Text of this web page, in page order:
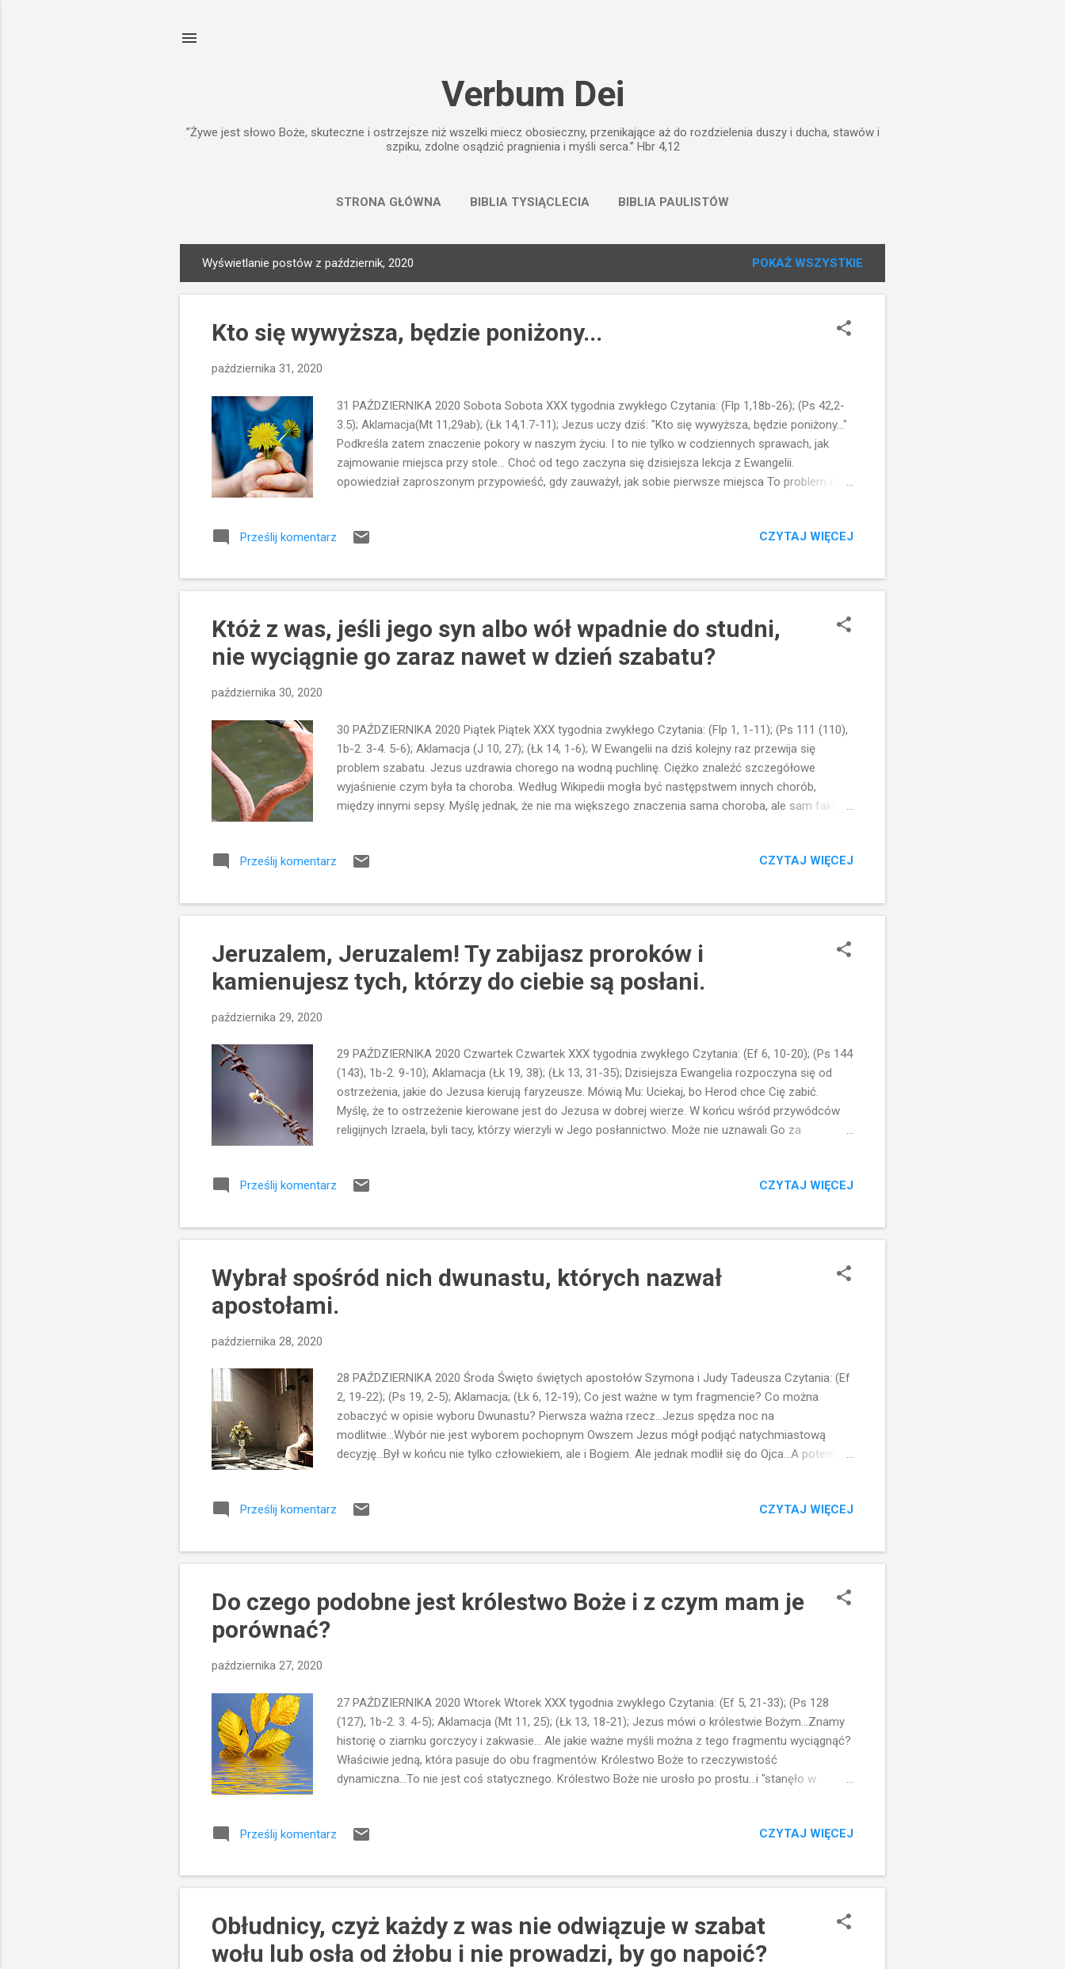
Verbum Dei
”Żywe jest słowo Boże, skuteczne i ostrzejsze niż wszelki miecz obosieczny, przenikające aż do rozdzielenia duszy i ducha, stawów i
szpiku, zdolne osądzić pragnienia i myśli serca.” Hbr 4,12
STRONA GŁÓWNA BIBLIA TYSIĄCLECIA BIBLIA PAULISTÓW
o
Wyświetlanie postów z październik, 2020 POKAŻ WSZYSTKIE
Kto się wywyższa, będzie poniżony...
października 31, 2020
31 PAŹDZIERNIKA 2020 Sobota Sobota XXX tygodnia zwykłego Czytania: (Flp 1,18b-26); (Ps 42,2-
3.5); Aklamacja(Mt 11,29ab); (Łk 14,1.7-11); Jezus uczy dziś: "Kto się wywyższa, będzie poniżony..."
Podkreśla zatem znaczenie pokory w naszym życiu. I to nie tylko w codziennych sprawach, jak
zajmowanie miejsca przy stole... Choć od tego zaczyna się dzisiejsza lekcja z Ewangelii.
opowiedział zaproszonym przypowieść, gdy zauważył, jak sobie pierwsze miejsca To problem nie
"pływać" w komplementach. Pycha polega na wysokim mniemaniu o sobie i swojej wielkości.
darem, i dlatego nie mamy się czym chlubić sami z siebie. Nic na tym świecie nie jest wyłącznie
naszą zasługą... Wszystko jest znakiem Mił...
Prześlij komentarz CZYTAJ WIĘCEJ
Któż z was, jeśli jego syn albo wół wpadnie do studni,
nie wyciągnie go zaraz nawet w dzień szabatu?
października 30, 2020
30 PAŹDZIERNIKA 2020 Piątek Piątek XXX tygodnia zwykłego Czytania: (Flp 1, 1-11); (Ps 111 (110),
1b-2. 3-4. 5-6); Aklamacja (J 10, 27); (Łk 14, 1-6); W Ewangelii na dziś kolejny raz przewija się
problem szabatu. Jezus uzdrawia chorego na wodną puchlinę. Ciężko znaleźć szczegółowe
wyjaśnienie czym była ta choroba. Według Wikipedii mogła być następstwem innych chorób,
między innymi sepsy. Myślę jednak, że nie ma większego znaczenia sama choroba, ale sam fakt, że
akt miłosierdzia. A uczynki miłosierdzia stoją ponad wszelkimi prawami. W tym właśnie kontekście
dzień szabatu?" Nikt jednak nie potrafi na to pytanie odpowiedzieć, bo dla wszystkich jest jasne, że
ratowanie czyjegoś życia, jest ważniejsze ...
Prześlij komentarz CZYTAJ WIĘCEJ
Jeruzalem, Jeruzalem! Ty zabijasz proroków i
kamienujesz tych, którzy do ciebie są posłani.
października 29, 2020
29 PAŹDZIERNIKA 2020 Czwartek Czwartek XXX tygodnia zwykłego Czytania: (Ef 6, 10-20); (Ps 144
(143), 1b-2. 9-10); Aklamacja (Łk 19, 38); (Łk 13, 31-35); Dzisiejsza Ewangelia rozpoczyna się od
ostrzeżenia, jakie do Jezusa kierują faryzeusze. Mówią Mu: Uciekaj, bo Herod chce Cię zabić.
Myślę, że to ostrzeżenie kierowane jest do Jezusa w dobrej wierze. W końcu wśród przywódców
religijnych Izraela, byli tacy, którzy wierzyli w Jego posłannictwo. Może nie uznawali Go za
Antypasa, w Galilei byłby bezpieczny. Prokuratorem Judei jest Piłat. Jerozolima jest
„lisem" charakteryzuje daną osobę jako bezwartościową, nikczemną, zdradziecką lub knującą
niecne intrygi. W dalszej części Ewangelii słyszmy słowa Jezusa: Jeruzalem...
Prześlij komentarz CZYTAJ WIĘCEJ
Wybrał spośród nich dwunastu, których nazwał
apostołami.
października 28, 2020
28 PAŹDZIERNIKA 2020 Środa Święto świętych apostołów Szymona i Judy Tadeusza Czytania: (Ef
2, 19-22); (Ps 19, 2-5); Aklamacja; (Łk 6, 12-19); Co jest ważne w tym fragmencie? Co można
zobaczyć w opisie wyboru Dwunastu? Pierwsza ważna rzecz...Jezus spędza noc na
modlitwie...Wybór nie jest wyborem pochopnym Owszem Jezus mógł podjąć natychmiastową
decyzję...Był w końcu nie tylko człowiekiem, ale i Bogiem. Ale jednak modlił się do Ojca...A potem
modlitwie, to czemu nie...Powinniśmy rozwijać właśnie taką formę modlitwy - adorację. To może
po imieniu...Nie ma takiej sytuacji, że wskazuje palcem i mówi: Ty, Ty, Ty...i Ty...ale mamy konkretne
osoby...nie ma numerków...są imiona...konkretne imiona. Każde imię to bardzo ważna sp...
Prześlij komentarz CZYTAJ WIĘCEJ
Do czego podobne jest królestwo Boże i z czym mam je
porównać?
października 27, 2020
27 PAŹDZIERNIKA 2020 Wtorek Wtorek XXX tygodnia zwykłego Czytania: (Ef 5, 21-33); (Ps 128
(127), 1b-2. 3. 4-5); Aklamacja (Mt 11, 25); (Łk 13, 18-21); Jezus mówi o królestwie Bożym...Znamy
historię o ziarnku gorczycy i zakwasie... Ale jakie ważne myśli można z tego fragmentu wyciągnąć?
Właściwie jedną, która pasuje do obu fragmentów. Królestwo Boże to rzeczywistość
dynamiczna...To nie jest coś statycznego. Królestwo Boże nie urosło po prostu...i "stanęło w
spełnia wiele funkcji, daje życie...ptaki w nim się gnieżdżą, daje owoce, (gorczyca jest przyprawą,
zakwasiło"... Jego rozrost ma wpływ na wszystkich. Taki ma być chrześcijanin...cegiełka w
Królestwie Bożym...ma wchodząc w...
Prześlij komentarz CZYTAJ WIĘCEJ
Obłudnicy, czyż każdy z was nie odwiązuje w szabat
wołu lub osła od żłobu i nie prowadzi, by go napoić?